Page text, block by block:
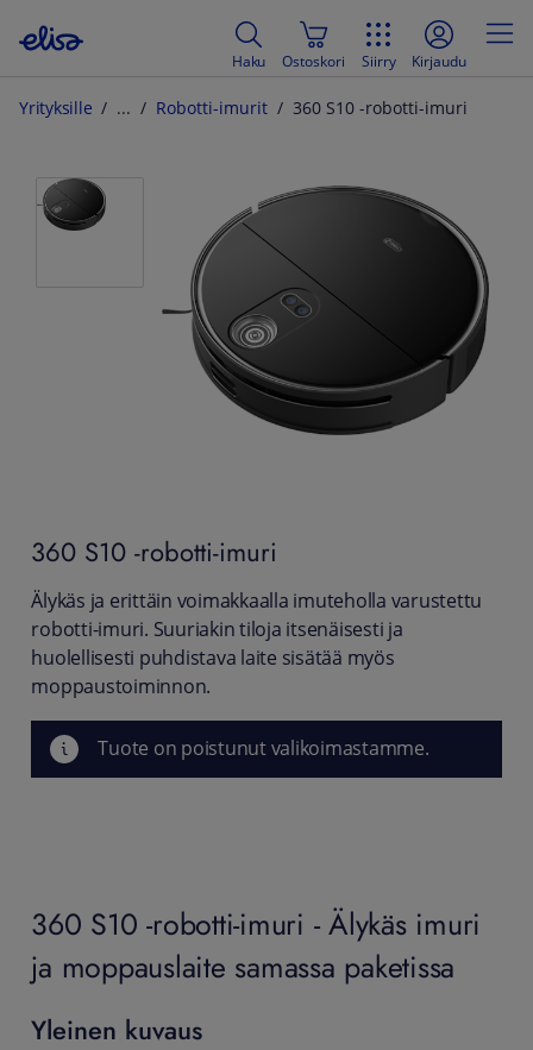
Haku Ostoskori Siirry Kirjaudu
Yrityksille Robotti-imurit 360 S10 -robotti-imuri
360 S10 -robotti-imuri
Älykäs ja erittäin voimakkaalla imuteholla varustettu
robotti-imuri. Suuriakin tiloja itsenäisesti ja
huolellisesti puhdistava laite sisätää myös
moppaustoiminnon.
Tuote on poistunut valikoimastamme.
360 S10 -robotti-imuri - Älykäs imuri
ja moppauslaite samassa paketissa
Yleinen kuvaus